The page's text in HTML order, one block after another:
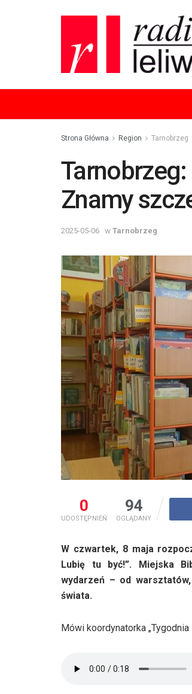
Strona Główna Region Tarnobrzeg
Znamy
2025-05-06 w Tarnobrzeg
0
UDOSTĘPNIEŃ
94
OGLĄDANY
W czwartek, 8 maja
Lubię tu być!”. Miejska
wydarzeń – od
świata.
Mówi koordynatorka